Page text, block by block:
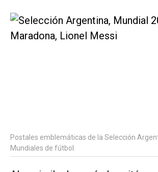
Postales emblemáticas de la Selección
Mundiales de fútbol.